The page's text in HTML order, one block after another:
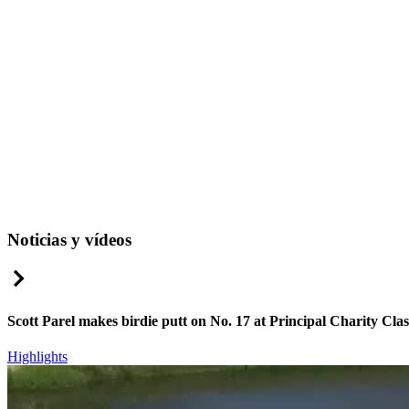
Noticias y vídeos
Scott Parel makes birdie putt on No. 17 at Principal Charity
Highlights